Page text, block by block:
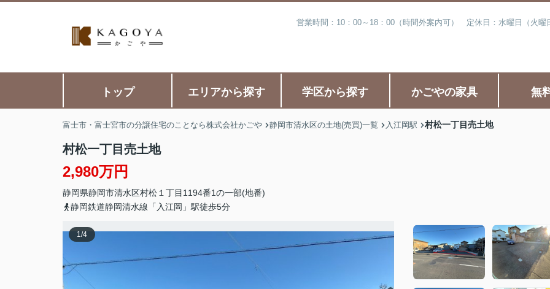
営業時間：10：00～18：00（時間外案内可） 定休日：水曜日（火
トップ エリアから探す 学区から探す かごやの家具 無
富士市・富士宮市の分譲住宅のことなら株式会社かごや 静岡市清水区の土地(売買)一覧 入江岡駅 村松一丁目売土地
村松一丁目売土地
2,980万円
静岡県静岡市清水区村松 １丁目1194番1の一部(地番)
静岡鉄道静岡清水線「入江岡」駅徒歩5分
1/4